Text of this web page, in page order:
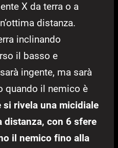
X da terra o a
distanza.
inclinando
il basso e
ingente, ma sarà
quando il nemico è
si rivela una micidiale
distanza, con 6 sfere
il nemico fino alla